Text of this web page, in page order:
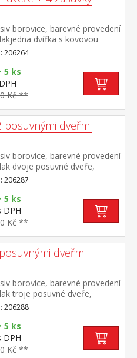
borovice, barevné provedení
dvířka s kovovou
nimi jedna police čtyři zásuvky
a pojezdy
206264
5 ks
Kč **
posuvnými dveřmi
borovice, barevné provedení
dvoje posuvné dveře,
na poloviny v levé části
tyč a jedna police, v pravé
dole dvě zásuvky s kovovými
206287
5 ks
DPH
Kč **
dveřmi
borovice, barevné provedení
troje posuvné dveře,
na třetiny v levé a pravé
šatní tyč a jedna police ve
4 police dole tři zásuvky s
a pojezdy
206288
5 ks
DPH
Kč **